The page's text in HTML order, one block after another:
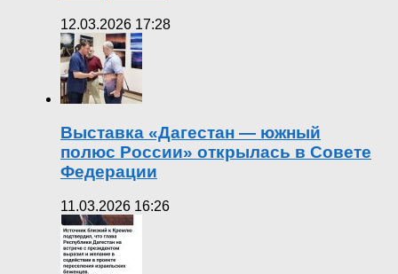
12.03.2026 17:28
Выставка «Дагестан — южный
полюс России» открылась в Совете
Федерации
11.03.2026 16:26